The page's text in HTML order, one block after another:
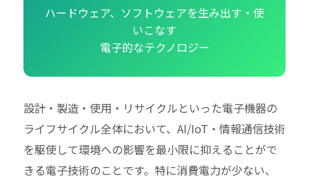
ハードウェア、ソフトウェアを生み出す・使
いこなす
電子的なテクノロジー
設計・製造・使用・リサイクルといった電子機器の
ライフサイクル全体において、AI/IoT・情報通信技術
を駆使して環境への影響を最小限に抑えることがで
きる電子技術のことです。特に消費電力が少ない、